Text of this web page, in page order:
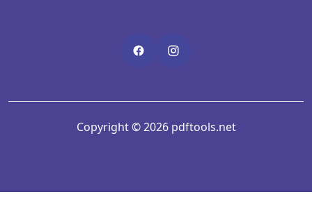
Copyright © 2026 pdftools.net